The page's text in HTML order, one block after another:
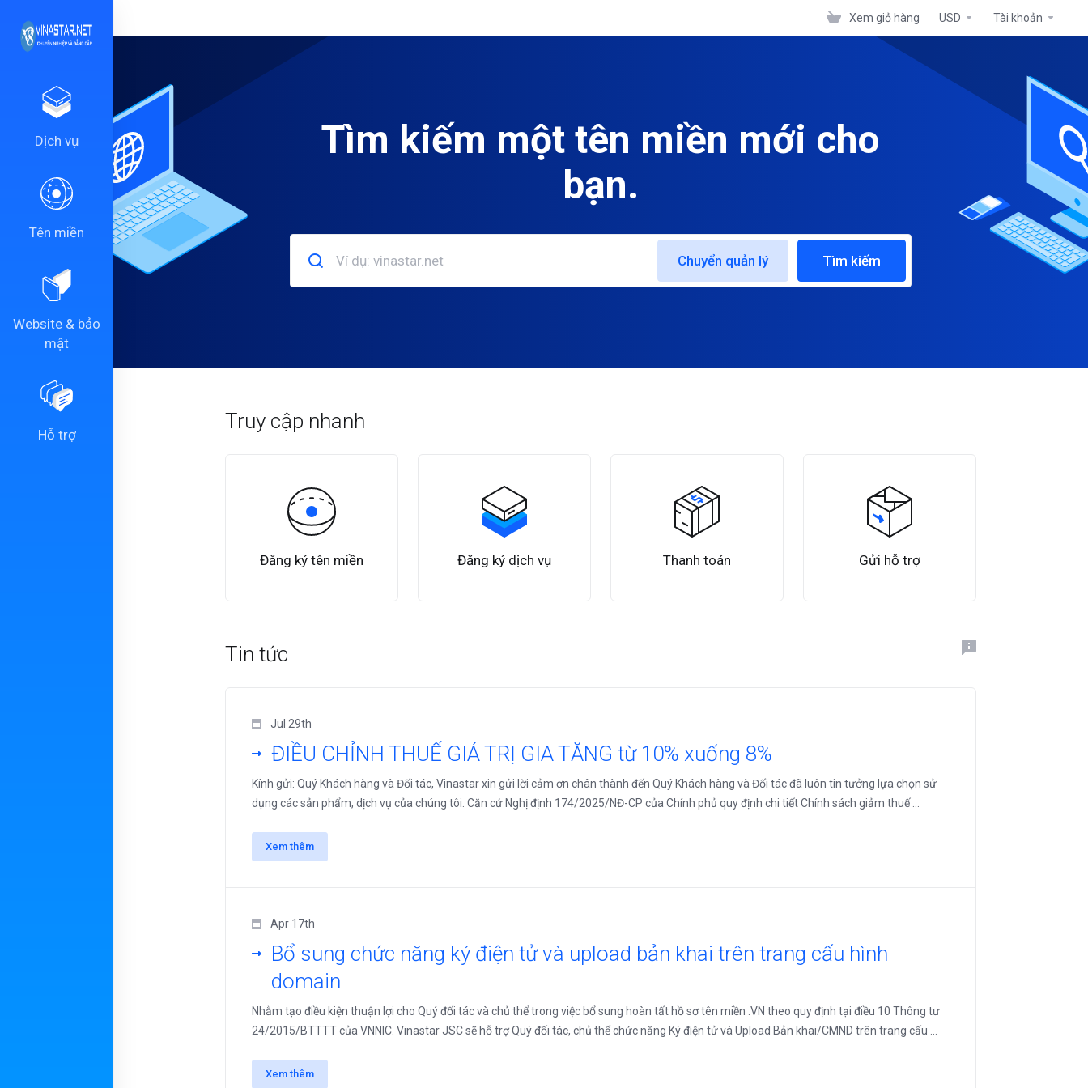
Dịch vụ
Tên miền
Website & bảo
mật
Hỗ trợ
Xem giỏ hàng USD Tài khoản
Tìm kiếm một tên miền mới cho
bạn.
Truy cập nhanh
Đăng ký tên miền Đăng ký dịch vụ Thanh toán Gửi hỗ trợ
Tin tức
Jul 29th
ĐIỀU CHỈNH THUẾ GIÁ TRỊ GIA TĂNG từ 10% xuống 8%
Kính gửi: Quý Khách hàng và Đối tác, Vinastar xin gửi lời cảm ơn chân thành đến Quý Khách hàng và Đối tác đã luôn tin tưởng lựa chọn sử
dụng các sản phẩm, dịch vụ của chúng tôi. Căn cứ Nghị định 174/2025/NĐ-CP của Chính phủ quy định chi tiết Chính sách giảm thuế ...
Xem thêm
Apr 17th
Bổ sung chức năng ký điện tử và upload bản khai trên trang cấu hình
domain
Nhằm tạo điều kiện thuận lợi cho Quý đối tác và chủ thể trong việc bổ sung hoàn tất hồ sơ tên miền .VN theo quy định tại điều 10 Thông tư
24/2015/BTTTT của VNNIC. Vinastar JSC sẽ hỗ trợ Quý đối tác, chủ thể chức năng Ký điện tử và Upload Bản khai/CMND trên trang cấu ...
Xem thêm